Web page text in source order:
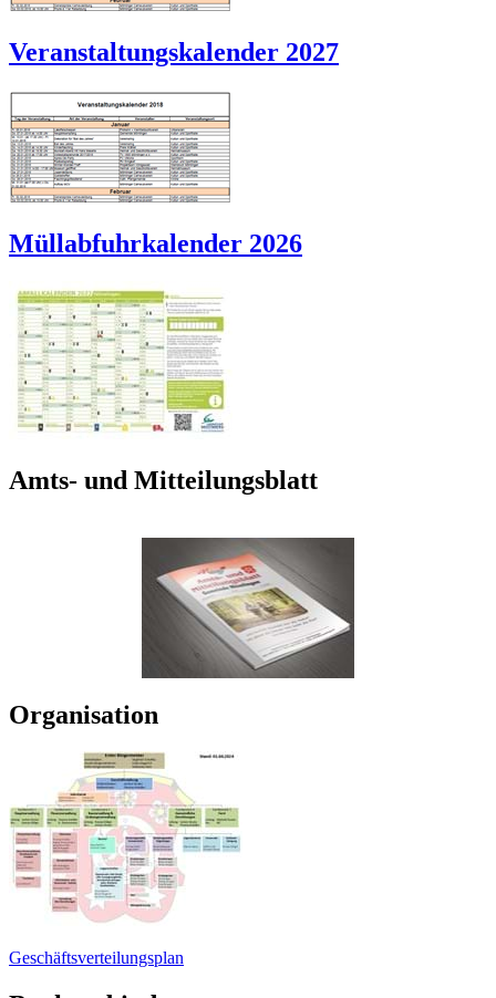
Veranstaltungskalender 2027
Müllabfuhrkalender 2026
Amts- und Mitteilungsblatt
Organisation
Geschäftsverteilungsplan